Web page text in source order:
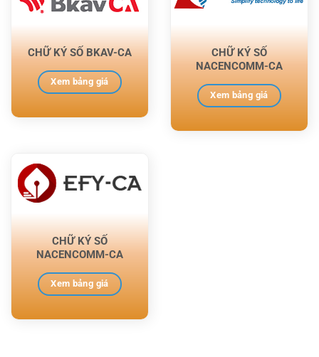
CHỮ KÝ SỐ BKAV-CA
Xem bảng giá
CHỮ KÝ SỐ
NACENCOMM-CA
Xem bảng giá
CHỮ KÝ SỐ
NACENCOMM-CA
Xem bảng giá